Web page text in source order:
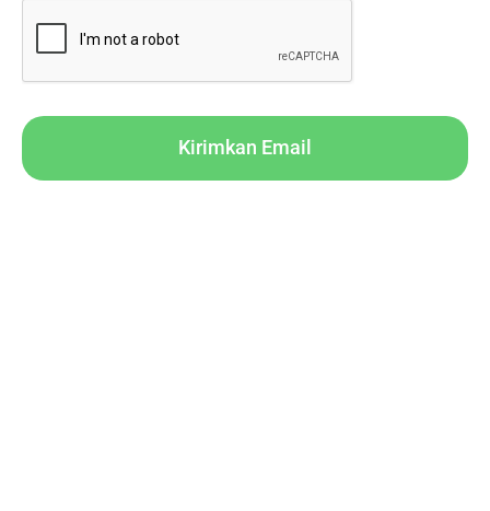
Kirimkan Email